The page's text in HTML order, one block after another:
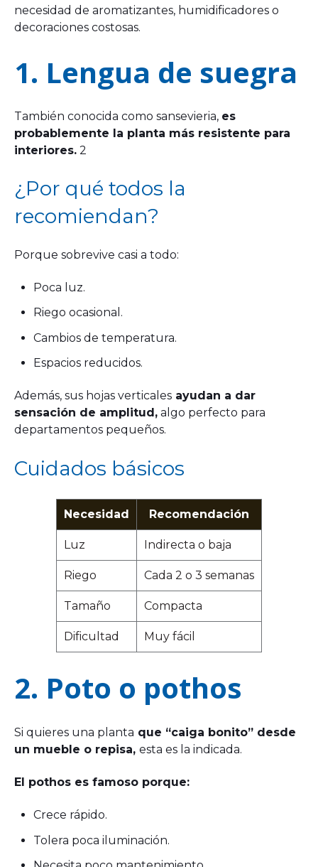
necesidad de aromatizantes, humidificadores o
decoraciones costosas.
1. Lengua de suegra
También conocida como sansevieria, es
probablemente la planta más resistente para
interiores. 2
¿Por qué todos la
recomiendan?
Porque sobrevive casi a todo:
Poca luz.
Riego ocasional.
Cambios de temperatura.
Espacios reducidos.
Además, sus hojas verticales ayudan a dar
sensación de amplitud, algo perfecto para
departamentos pequeños.
Cuidados básicos
Necesidad Recomendación
Luz Indirecta o baja
Riego Cada 2 o 3 semanas
Tamaño Compacta
Dificultad Muy fácil
2. Poto o pothos
Si quieres una planta que “caiga bonito” desde
un mueble o repisa, esta es la indicada.
El pothos es famoso porque:
Crece rápido.
Tolera poca iluminación.